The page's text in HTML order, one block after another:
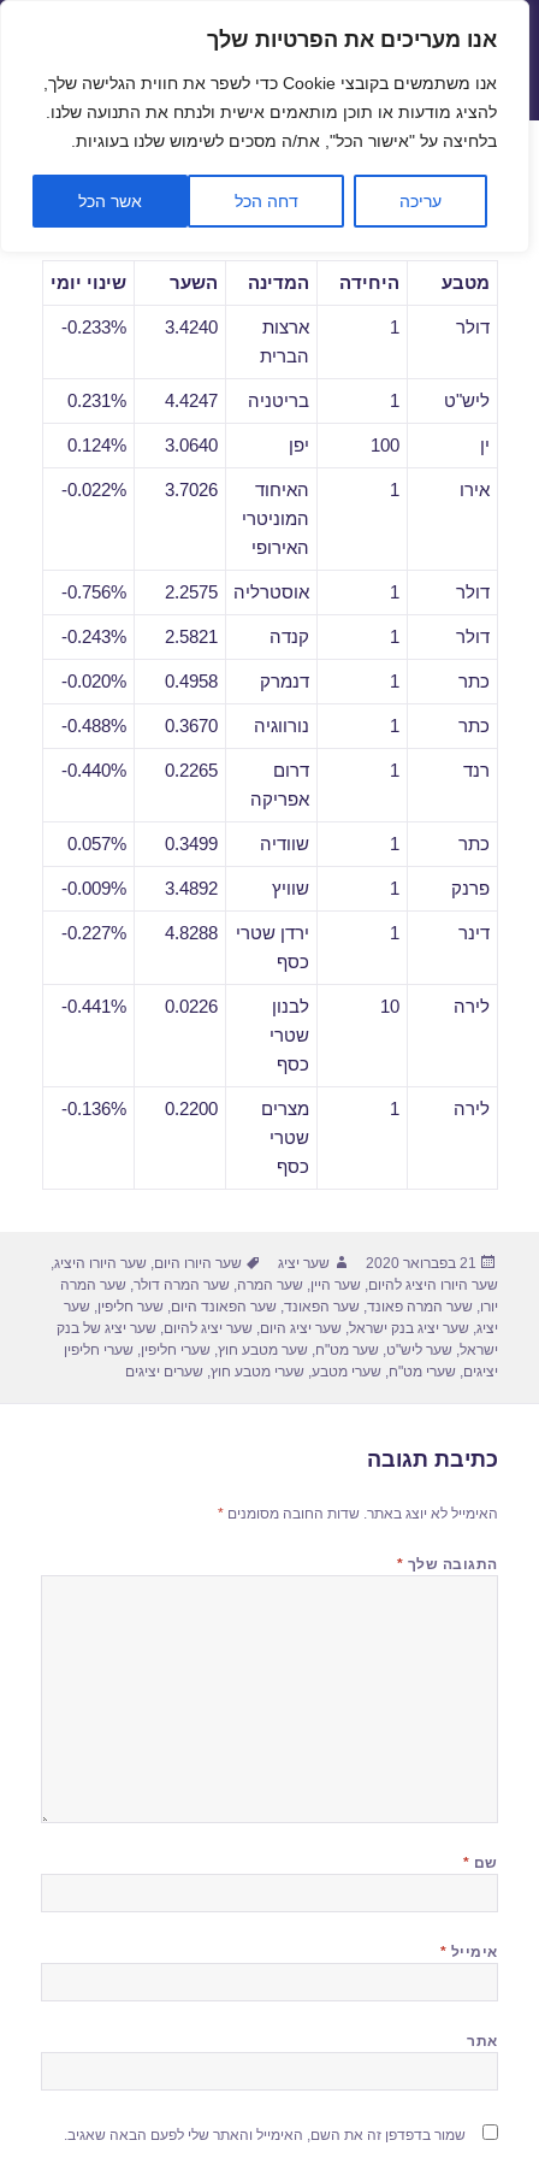
פתח
אנו מעריכים את הפרטיות שלך
אנו משתמשים בקובצי Cookie כדי לשפר את חווית הגלישה שלך,
להציג מודעות או תוכן מותאמים אישית ולנתח את התנועה שלנו.
בלחיצה על "אישור הכל", את/ה מסכים לשימוש שלנו בעוגיות.
עריכה דחה הכל אשר הכל
שערי חליפין יציגים – שער יציג
תפריטים
ווידג'טים
שערי חליפין יומיים לתאריך
21/02/2020
מטבע היחידה המדינה השער שינוי יומי
דולר 1
ארצות
הברית
3.4240
0.233%-
ליש"ט 1 בריטניה 4.4247
0.231%
ין 100 יפן 3.0640
0.124%
אירו 1
האיחוד
המוניטרי
האירופי
3.7026
0.022%-
דולר 1 אוסטרליה 2.2575
0.756%-
דולר 1 קנדה 2.5821
0.243%-
כתר 1 דנמרק 0.4958
0.020%-
כתר 1 נורווגיה 0.3670
0.488%-
רנד 1
דרום
אפריקה
0.2265
0.440%-
כתר 1 שוודיה 0.3499
0.057%
פרנק 1 שוויץ 3.4892
0.009%-
דינר 1
ירדן שטרי
כסף
4.8288
0.227%-
לירה 10
לבנון
שטרי
כסף
0.0226
0.441%-
לירה 1
מצרים
שטרי
כסף
0.2200
0.136%-
פורסם
בתאריך
21 בפברואר 2020 מחבר
שער יציג תגיות
שער היורו היום,שער היורו היציג,
שער היורו היציג להיום,שער היין,שער המרה,שער המרה דולר,שער המרה
יורו,שער המרה פאונד,שער הפאונד,שער הפאונד היום,שער חליפין,שער
יציג,שער יציג בנק ישראל,שער יציג היום,שער יציג להיום,שער יציג של בנק
ישראל,שער ליש"ט,שער מט"ח,שער מטבע חוץ,שערי חליפין,שערי חליפין
יציגים,שערי מט"ח,שערי מטבע,שערי מטבע חוץ,שערים יציגים
כתיבת תגובה
האימייל לא יוצג באתר. שדות החובה מסומנים*
התגובה שלך *
שם *
אימייל *
אתר
שמור בדפדפן זה את השם, האימייל והאתר שלי לפעם הבאה שאגיב.